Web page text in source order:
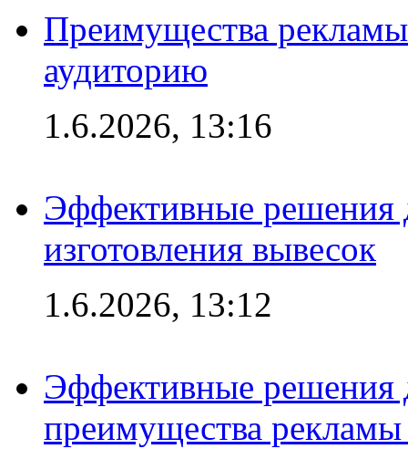
Преимущества
аудиторию
1.6.2026, 13:16
Эффективные решения
изготовления вывесок
1.6.2026, 13:12
Эффективные решения
преимущества рекламы